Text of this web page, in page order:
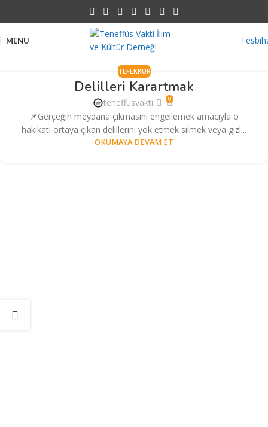
MENU
TEFEKKÜR
Delilleri Karartmak
teneffusvakti 0
📌Gerçeğin meydana çıkmasını engellemek amacıyla o
hakikatı ortaya çıkan delillerini yok etmek silmek veya gizl...
OKUMAYA DEVAM ET